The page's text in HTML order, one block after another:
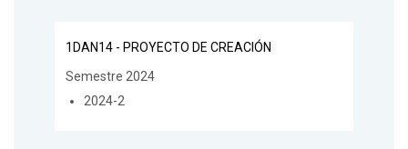
1DAN14 - PROYECTO DE CREACIÓN
Semestre 2024
2024-2